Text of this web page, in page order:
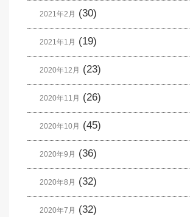
2021年2月 (30)
2021年1月 (19)
2020年12月 (23)
2020年11月 (26)
2020年10月 (45)
2020年9月 (36)
2020年8月 (32)
2020年7月 (32)